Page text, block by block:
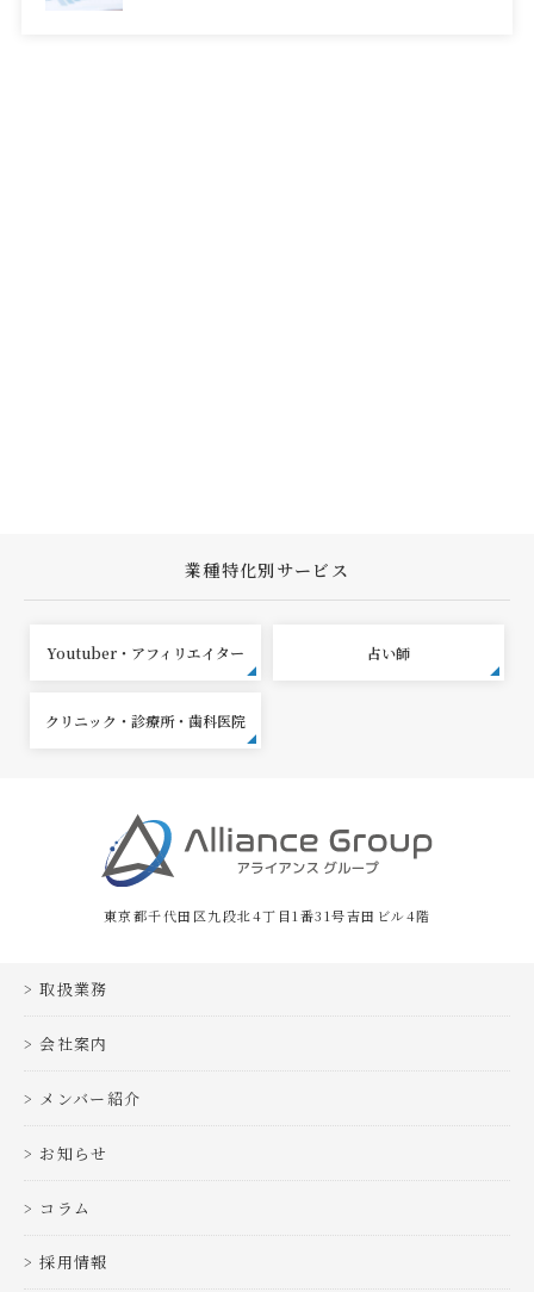
業種特化別サービス
Youtuber・アフィリエイター 占い師
クリニック・診療所・歯科医院
東京都千代田区九段北4丁目1番31号吉田ビル4階
取扱業務
会社案内
メンバー紹介
お知らせ
コラム
採用情報